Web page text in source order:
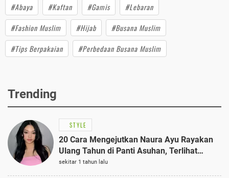
#Abaya #Kaftan #Gamis
#Lebaran
#Fashion Muslim
#Hijab
#Busana Muslim
#Tips Berpakaian
#Perbedaan Busana Muslim
Trending
STYLE
20 Cara Mengejutkan Naura Ayu Rayakan
Ulang Tahun di Panti Asuhan, Terlihat
Anggun dengan Kaftan Cokelat
sekitar 1 tahun lalu